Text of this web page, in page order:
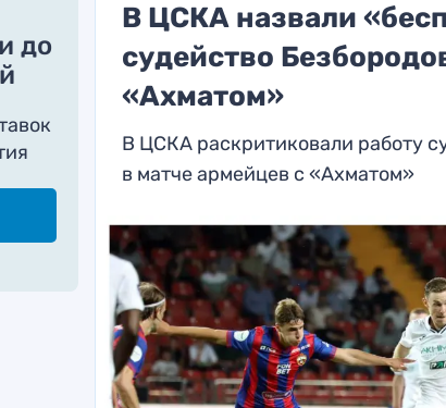
до
В ЦСКА назвали
судейство
«Ахматом»
В ЦСКА раскритиковали работу
в матче армейцев с «Ахматом»